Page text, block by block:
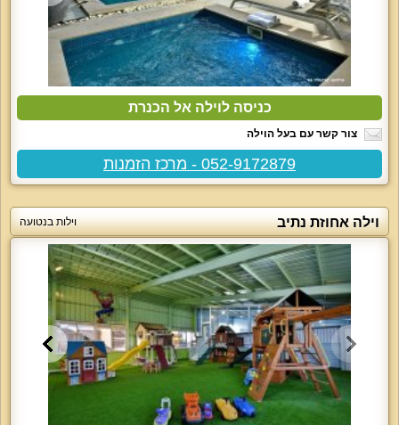
כניסה לוילה אל הכנרת
צור קשר עם בעל הוילה
052-9172879 - מרכז הזמנות
וילה אחוזת נתיב וילות בנטועה